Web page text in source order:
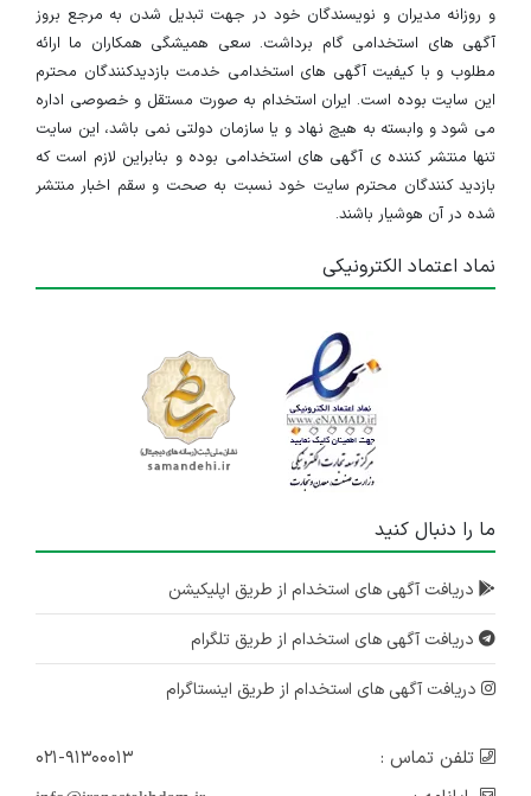
و روزانه مدیران و نویسندگان خود در جهت تبدیل شدن به مرجع بروز
آگهی های استخدامی گام برداشت. سعی همیشگی همکاران ما ارائه
مطلوب و با کیفیت آگهی های استخدامی خدمت بازدیدکنندگان محترم
این سایت بوده است. ایران استخدام به صورت مستقل و خصوصی اداره
می شود و وابسته به هیچ نهاد و یا سازمان دولتی نمی باشد، این سایت
تنها منتشر کننده ی آگهی های استخدامی بوده و بنابراین لازم است که
بازدید کنندگان محترم سایت خود نسبت به صحت و سقم اخبار منتشر
شده در آن هوشیار باشند.
نماد اعتماد الکترونیکی
ما را دنبال کنید
دریافت آگهی های استخدام از طریق اپلیکیشن
دریافت آگهی های استخدام از طریق تلگرام
دریافت آگهی های استخدام از طریق اینستاگرام
تلفن تماس :
۰۲۱-۹۱۳۰۰۰۱۳